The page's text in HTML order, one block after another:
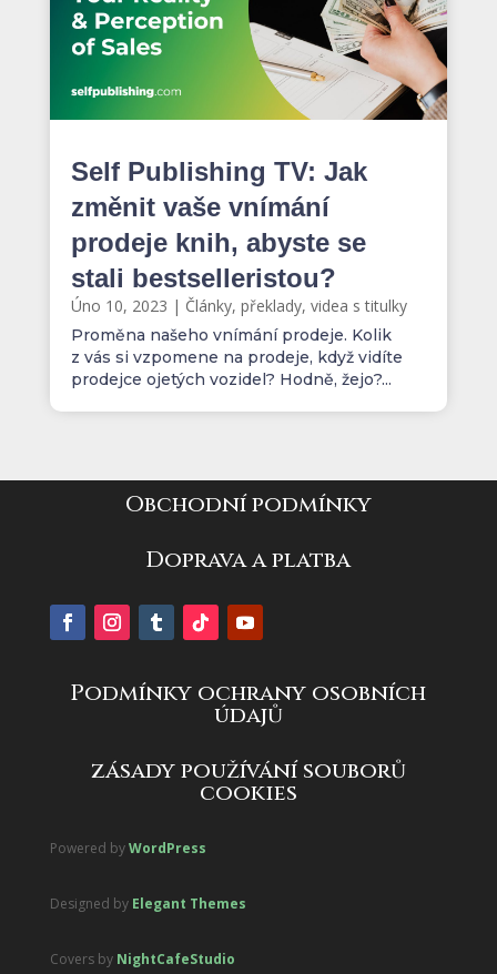
Self Publishing TV: Jak
změnit vaše vnímání
prodeje knih, abyste se
stali bestselleristou?
Úno 10, 2023 | Články, překlady, videa s titulky
Proměna našeho vnímání prodeje. Kolik
z vás si vzpomene na prodeje, když vidíte
prodejce ojetých vozidel? Hodně, žejo?...
Obchodní podmínky
Doprava a platba
Podmínky ochrany osobních
údajů
zásady používání souborů
cookies
Powered byWordPress
Designed by Elegant Themes
Covers by NightCafeStudio